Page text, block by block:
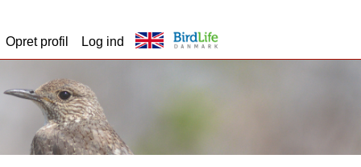
Opret profil Log ind